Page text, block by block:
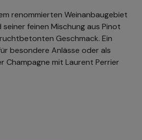
renommierten Weinanbaugebiet
feinen Mischung aus Pinot
Geschmack. Ein
besondere Anlässe oder als
Champagne mit Laurent Perrier